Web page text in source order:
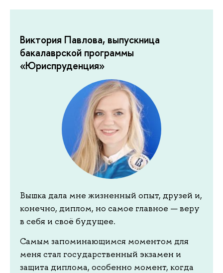
Виктория Павлова, выпускница
бакалаврской программы
«Юриспруденция»
Вышка дала мне жизненный опыт, друзей и,
конечно, диплом, но самое главное — веру
в себя и своё будущее.
Самым запоминающимся моментом для
меня стал государственный экзамен и
защита диплома, особенно момент, когда